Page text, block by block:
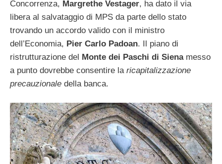
Concorrenza, Margrethe Vestager, ha dato il via
libera al salvataggio di MPS da parte dello stato
trovando un accordo valido con il ministro
dell’Economia, Pier Carlo Padoan. Il piano di
ristrutturazione del Monte dei Paschi di Sienamesso
a punto dovrebbe consentire la ricapitalizzazione
precauzionale della banca.